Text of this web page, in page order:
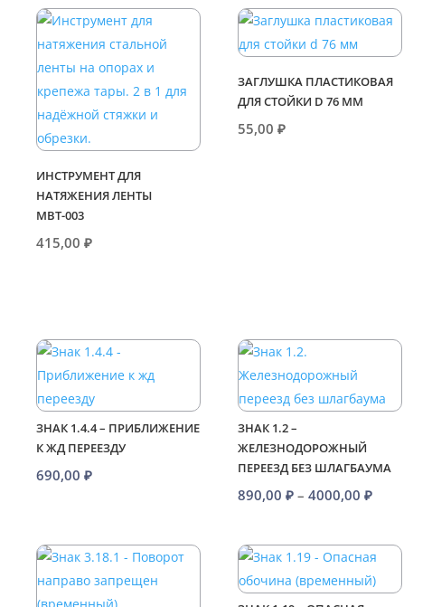
ИНСТРУМЕНТ ДЛЯ
НАТЯЖЕНИЯ ЛЕНТЫ
МВТ-003
415,00 ₽
ЗАГЛУШКА ПЛАСТИКОВАЯ
ДЛЯ СТОЙКИ D 76 ММ
55,00 ₽
₽
ЗНАК 1.4.4 – ПРИБЛИЖЕНИЕ
К ЖД ПЕРЕЕЗДУ
690,00 ₽
ЗНАК 1.2 –
ЖЕЛЕЗНОДОРОЖНЫЙ
ПЕРЕЕЗД БЕЗ ШЛАГБАУМА
890,00 ₽ – 4000,00 ₽Диапазон
890,00 ₽
–
4000,00 ₽